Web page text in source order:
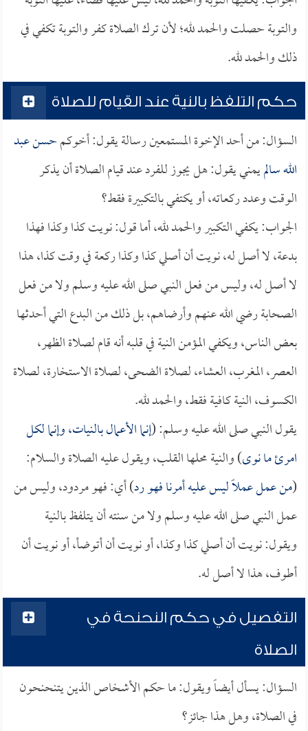
والتوبة حصلت والحمد لله؛ لأن ترك الصلاة كفر والتوبة تكفي في
ذلك والحمد لله.
حكم التلفظ بالنية عند القيام للصلاة
السؤال: من أحد الإخوة المستمعين رسالة يقول: أخوكمحسن عبد
الله سالميمني يقول: هل يجوز للفرد عند قيام الصلاة أن يذكر
الوقت وعدد ركعاته، أو يكتفي بالتكبيرة فقط؟
الجواب: يكفي التكبير والحمد لله، أما قول: نويت كذا وكذا فهذا
بدعة، لا أصل له، نويت أن أصلي كذا وكذا ركعة في وقت كذا، هذا
لا أصل له، وليس من فعل النبي صلى الله عليه وسلم ولا من فعل
الصحابة رضي الله عنهم وأرضاهم، بل ذلك من البدع التي أحدثها
بعض الناس، ويكفي المؤمن النية في قلبه أنه قام لصلاة الظهر،
العصر، المغرب، العشاء، لصلاة الضحى، لصلاة الاستخارة، لصلاة
الكسوف، النية كافية فقط، والحمد لله.
يقول النبي صلى الله عليه وسلم: (إنما الأعمال بالنيات، وإنما لكل
امرئ ما نوى) والنية محلها القلب، ويقول عليه الصلاة والسلام:
(من عمل عملاً ليس عليه أمرنا فهو رد) أي: فهو مردود، وليس من
عمل النبي صلى الله عليه وسلم ولا من سنته أن يتلفظ بالنية
ويقول: نويت أن أصلي كذا وكذا، أو نويت أن أتوضأ، أو نويت أن
أطوف، هذا لا أصل له.
التفصيل في حكم النحنحة في
الصلاة
السؤال: يسأل أيضاً ويقول: ما حكم الأشخاص الذين يتنحنحون
في الصلاة، وهل هذا جائز؟